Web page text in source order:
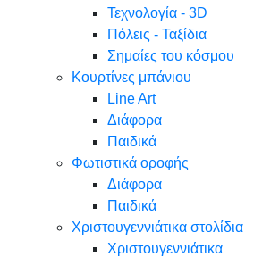
Τεχνολογία - 3D
Πόλεις - Ταξίδια
Σημαίες του κόσμου
Κουρτίνες μπάνιου
Line Art
Διάφορα
Παιδικά
Φωτιστικά οροφής
Διάφορα
Παιδικά
Χριστουγεννιάτικα στολίδια
Χριστουγεννιάτικα